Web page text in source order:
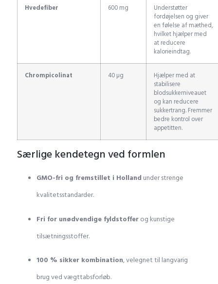
Hvedefiber 600 mg
Understøtter
fordøjelsen og giver
en følelse af mæthed,
hvilket hjælper med
at reducere
kalorieindtag.
Chrompicolinat 40 µg
Hjælper med at
stabilisere
blodsukkerniveauet
og kan reducere
sukkertrang. Fremmer
bedre kontrol over
appetitten.
Særlige kendetegn ved formlen
GMO-fri og fremstillet i Holland under strenge
kvalitetsstandarder.
Fri for unødvendige fyldstofferog kunstige
tilsætningsstoffer.
100 % sikker kombination, velegnet til langvarig
brug ved vægttabsforløb.